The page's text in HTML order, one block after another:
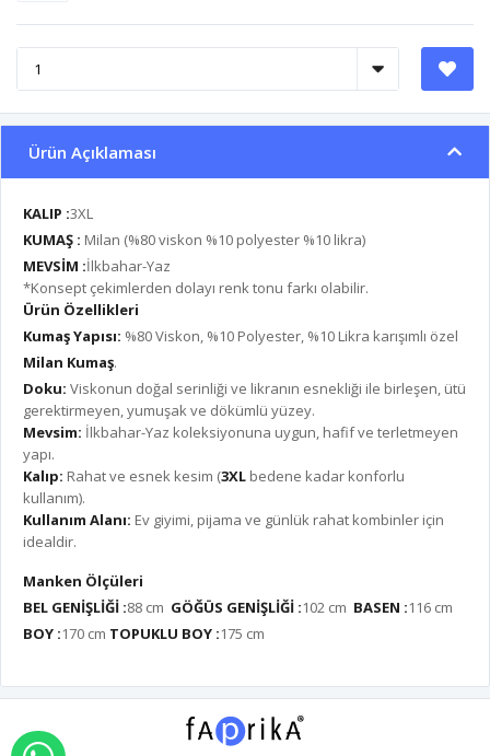
Ürün Açıklaması
KALIP :3XL
KUMAŞ : Milan (%80 viskon %10 polyester %10 likra)
MEVSİM :İlkbahar-Yaz
*Konsept çekimlerden dolayı renk tonu farkı olabilir.
Ürün Özellikleri
Kumaş Yapısı: %80 Viskon, %10 Polyester, %10 Likra karışımlı özel
Milan Kumaş.
Doku: Viskonun doğal serinliği ve likranın esnekliği ile birleşen, ütü
gerektirmeyen, yumuşak ve dökümlü yüzey.
Mevsim: İlkbahar-Yaz koleksiyonuna uygun, hafif ve terletmeyen
yapı.
Kalıp: Rahat ve esnek kesim (3XL bedene kadar konforlu
kullanım).
Kullanım Alanı: Ev giyimi, pijama ve günlük rahat kombinler için
idealdir.
Manken Ölçüleri
BEL GENİŞLİĞİ :88 cm GÖĞÜS GENİŞLİĞİ :102 cm BASEN :116 cm
BOY :170 cm TOPUKLU BOY :175 cm